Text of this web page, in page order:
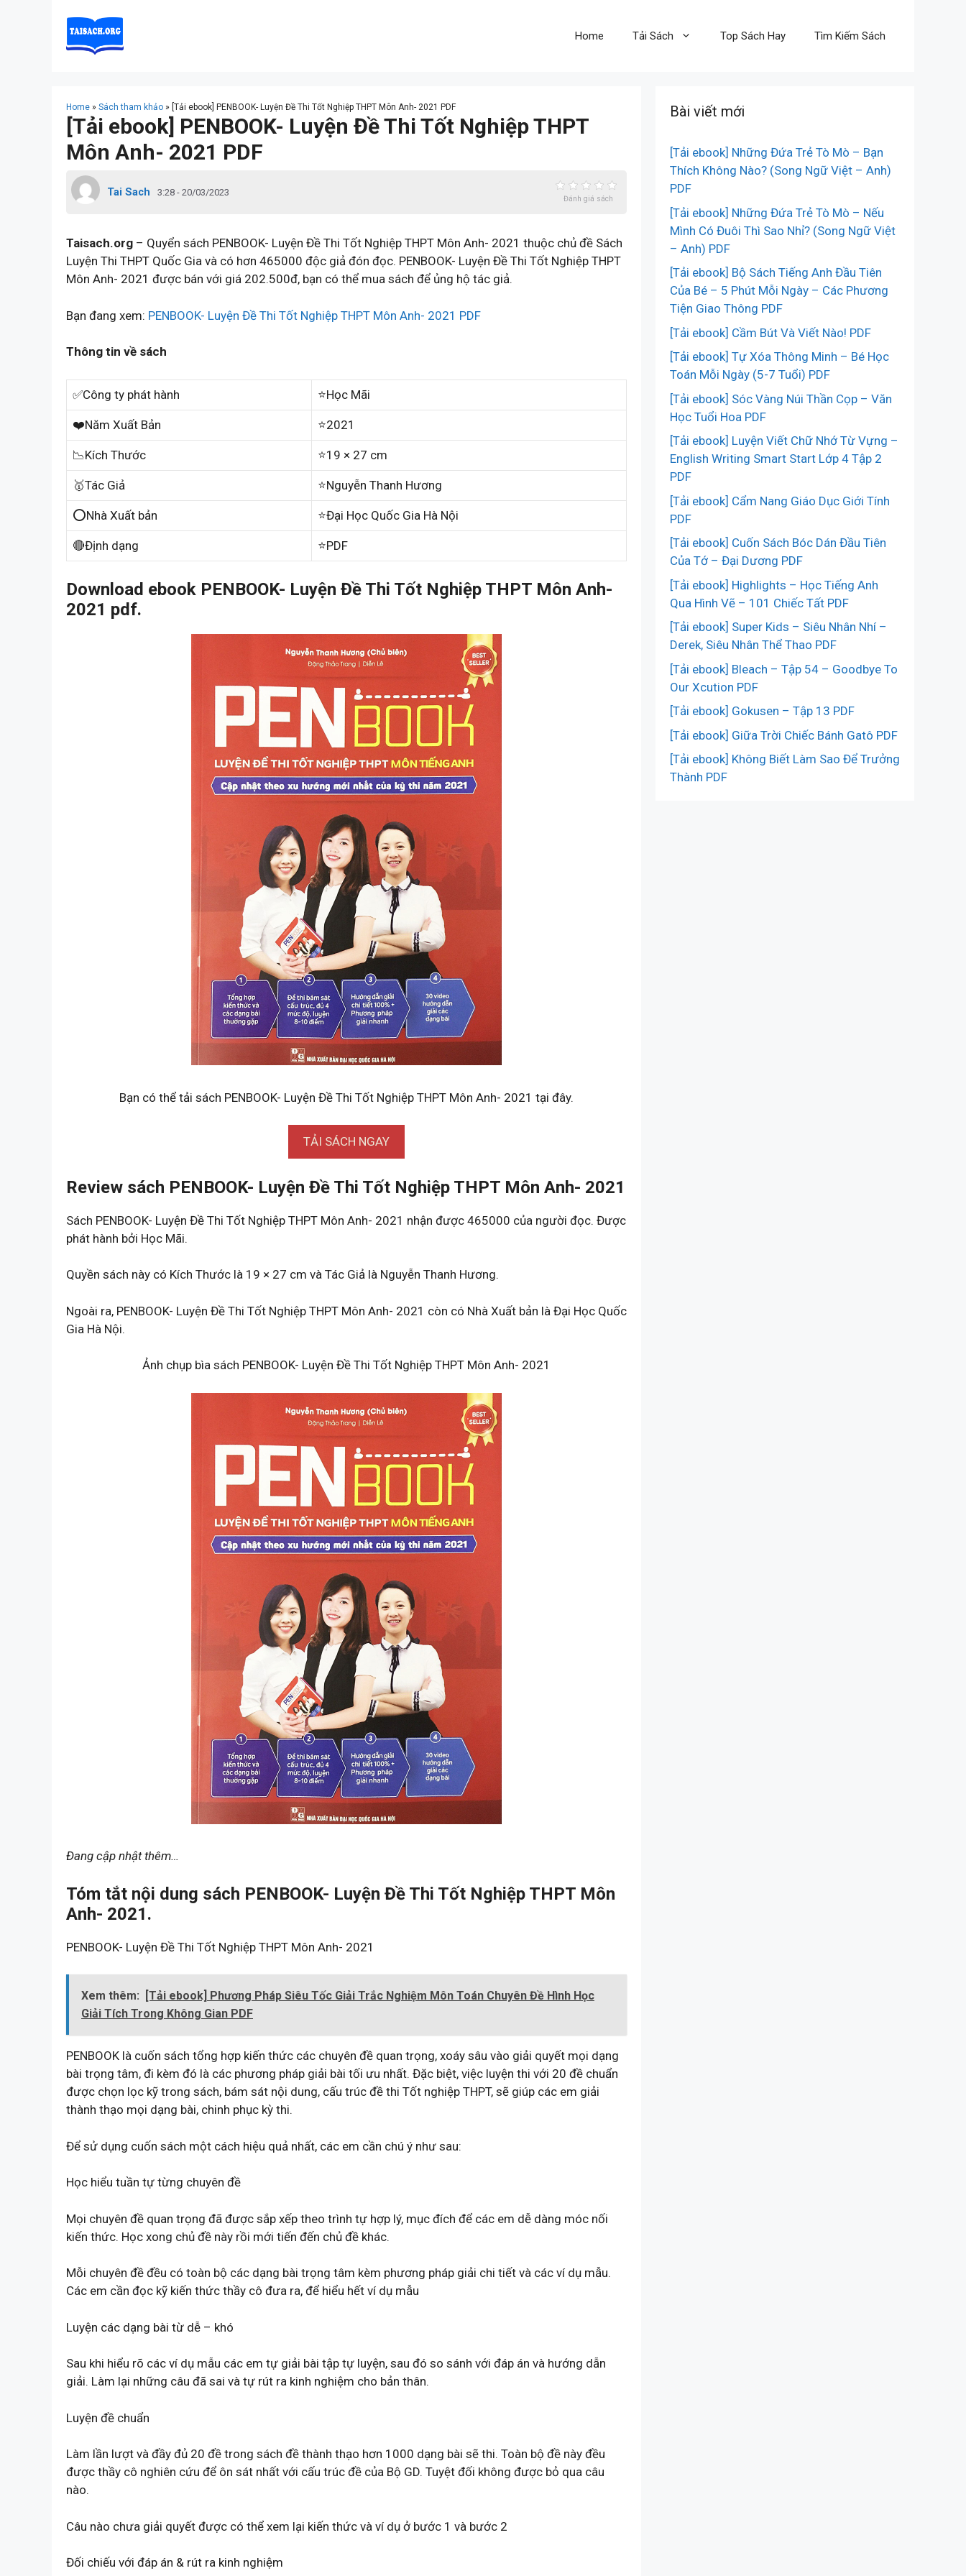
Home Tải Sách Top Sách Hay Tìm Kiếm Sách
Home » Sách tham khảo » [Tải ebook] PENBOOK- Luyện Đề Thi Tốt Nghiệp THPT Môn Anh- 2021 PDF
[Tải ebook] PENBOOK- Luyện Đề Thi Tốt Nghiệp THPT
Môn Anh- 2021 PDF
Tai Sach 3:28 - 20/03/2023
Đánh giá sách
Taisach.org – Quyển sách PENBOOK- Luyện Đề Thi Tốt Nghiệp THPT Môn Anh- 2021 thuộc chủ đề Sách
Luyện Thi THPT Quốc Gia và có hơn 465000 độc giả đón đọc. PENBOOK- Luyện Đề Thi Tốt Nghiệp THPT
Môn Anh- 2021 được bán với giá 202.500đ, bạn có thể mua sách để ủng hộ tác giả.
Bạn đang xem: PENBOOK- Luyện Đề Thi Tốt Nghiệp THPT Môn Anh- 2021 PDF
Thông tin về sách
✅Công ty phát hành ⭐Học Mãi
❤️Năm Xuất Bản ⭐2021
📉Kích Thước ⭐19 × 27 cm
🥇Tác Giả ⭐Nguyễn Thanh Hương
⭕Nhà Xuất bản ⭐Đại Học Quốc Gia Hà Nội
🔴Định dạng ⭐PDF
Download ebook PENBOOK- Luyện Đề Thi Tốt Nghiệp THPT Môn Anh-
2021 pdf.
Bạn có thể tải sách PENBOOK- Luyện Đề Thi Tốt Nghiệp THPT Môn Anh- 2021 tại đây.
TẢI SÁCH NGAY
Review sách PENBOOK- Luyện Đề Thi Tốt Nghiệp THPT Môn Anh- 2021
Sách PENBOOK- Luyện Đề Thi Tốt Nghiệp THPT Môn Anh- 2021 nhận được 465000 của người đọc. Được
phát hành bởi Học Mãi.
Quyền sách này có Kích Thước là 19 × 27 cm và Tác Giả là Nguyễn Thanh Hương.
Ngoài ra, PENBOOK- Luyện Đề Thi Tốt Nghiệp THPT Môn Anh- 2021 còn có Nhà Xuất bản là Đại Học Quốc
Gia Hà Nội.
Ảnh chụp bìa sách PENBOOK- Luyện Đề Thi Tốt Nghiệp THPT Môn Anh- 2021
Đang cập nhật thêm…
Tóm tắt nội dung sách PENBOOK- Luyện Đề Thi Tốt Nghiệp THPT Môn
Anh- 2021.
PENBOOK- Luyện Đề Thi Tốt Nghiệp THPT Môn Anh- 2021
Xem thêm:
[Tải ebook] Phương Pháp Siêu Tốc Giải Trắc Nghiệm Môn Toán Chuyên Đề Hình Học
Giải Tích Trong Không Gian PDF
PENBOOK là cuốn sách tổng hợp kiến thức các chuyên đề quan trọng, xoáy sâu vào giải quyết mọi dạng
bài trọng tâm, đi kèm đó là các phương pháp giải bài tối ưu nhất. Đặc biệt, việc luyện thi với 20 đề chuẩn
được chọn lọc kỹ trong sách, bám sát nội dung, cấu trúc đề thi Tốt nghiệp THPT, sẽ giúp các em giải
thành thạo mọi dạng bài, chinh phục kỳ thi.
Để sử dụng cuốn sách một cách hiệu quả nhất, các em cần chú ý như sau:
Học hiểu tuần tự từng chuyên đề
Mọi chuyên đề quan trọng đã được sắp xếp theo trình tự hợp lý, mục đích để các em dễ dàng móc nối
kiến thức. Học xong chủ đề này rồi mới tiến đến chủ đề khác.
Mỗi chuyên đề đều có toàn bộ các dạng bài trọng tâm kèm phương pháp giải chi tiết và các ví dụ mẫu.
Các em cần đọc kỹ kiến thức thầy cô đưa ra, để hiểu hết ví dụ mẫu
Luyện các dạng bài từ dễ – khó
Sau khi hiểu rõ các ví dụ mẫu các em tự giải bài tập tự luyện, sau đó so sánh với đáp án và hướng dẫn
giải. Làm lại những câu đã sai và tự rút ra kinh nghiệm cho bản thân.
Luyện đề chuẩn
Làm lần lượt và đầy đủ 20 đề trong sách đề thành thạo hơn 1000 dạng bài sẽ thi. Toàn bộ đề này đều
được thầy cô nghiên cứu để ôn sát nhất với cấu trúc đề của Bộ GD. Tuyệt đối không được bỏ qua câu
nào.
Câu nào chưa giải quyết được có thể xem lại kiến thức và ví dụ ở bước 1 và bước 2
Đối chiếu với đáp án & rút ra kinh nghiệm
Bài viết mới
[Tải ebook] Những Đứa Trẻ Tò Mò – Bạn
Thích Không Nào? (Song Ngữ Việt – Anh)
PDF
[Tải ebook] Những Đứa Trẻ Tò Mò – Nếu
Mình Có Đuôi Thì Sao Nhỉ? (Song Ngữ Việt
– Anh) PDF
[Tải ebook] Bộ Sách Tiếng Anh Đầu Tiên
Của Bé – 5 Phút Mỗi Ngày – Các Phương
Tiện Giao Thông PDF
[Tải ebook] Cầm Bút Và Viết Nào! PDF
[Tải ebook] Tự Xóa Thông Minh – Bé Học
Toán Mỗi Ngày (5-7 Tuổi) PDF
[Tải ebook] Sóc Vàng Núi Thần Cọp – Văn
Học Tuổi Hoa PDF
[Tải ebook] Luyện Viết Chữ Nhớ Từ Vựng –
English Writing Smart Start Lớp 4 Tập 2
PDF
[Tải ebook] Cẩm Nang Giáo Dục Giới Tính
PDF
[Tải ebook] Cuốn Sách Bóc Dán Đầu Tiên
Của Tớ – Đại Dương PDF
[Tải ebook] Highlights – Học Tiếng Anh
Qua Hình Vẽ – 101 Chiếc Tất PDF
[Tải ebook] Super Kids – Siêu Nhân Nhí –
Derek, Siêu Nhân Thể Thao PDF
[Tải ebook] Bleach – Tập 54 – Goodbye To
Our Xcution PDF
[Tải ebook] Gokusen – Tập 13 PDF
[Tải ebook] Giữa Trời Chiếc Bánh Gatô PDF
[Tải ebook] Không Biết Làm Sao Để Trưởng
Thành PDF